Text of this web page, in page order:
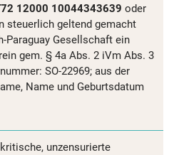
12000 10044343639 oder
steuerlich geltend gemacht
Paraguay Gesellschaft ein
gem. § 4a Abs. 2 iVm Abs. 3
SO-22969; aus der
Name und Geburtsdatum
unzensurierte